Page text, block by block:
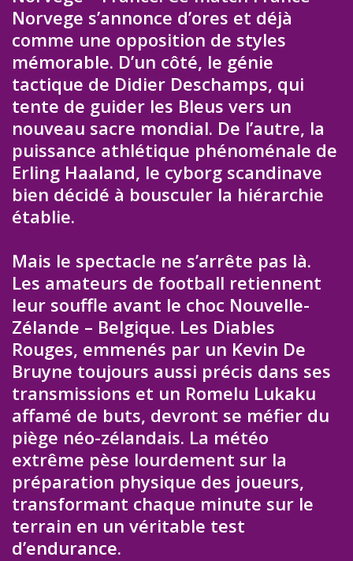
Norvege s’annonce d’ores et déjà
comme une opposition de styles
mémorable. D’un côté, le génie
tactique de Didier Deschamps, qui
tente de guider les Bleus vers un
nouveau sacre mondial. De l’autre, la
puissance athlétique phénoménale de
Erling Haaland, le cyborg scandinave
bien décidé à bousculer la hiérarchie
établie.
Mais le spectacle ne s’arrête pas là.
Les amateurs de football retiennent
leur souffle avant le choc Nouvelle-
Zélande – Belgique. Les Diables
Rouges, emmenés par un Kevin De
Bruyne toujours aussi précis dans ses
transmissions et un Romelu Lukaku
affamé de buts, devront se méfier du
piège néo-zélandais. La météo
extrême pèse lourdement sur la
préparation physique des joueurs,
transformant chaque minute sur le
terrain en un véritable test
d’endurance.